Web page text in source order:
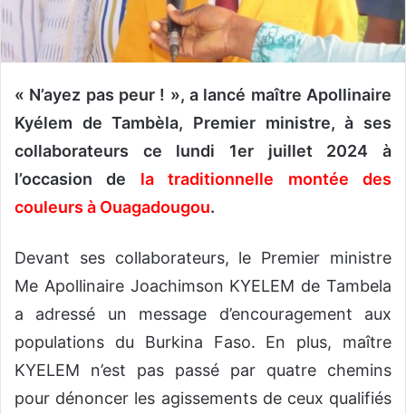
r
e
« N’ayez pas peur ! », a lancé maître Apollinaire
Kyélem de Tambèla, Premier ministre, à ses
collaborateurs ce lundi 1er juillet 2024 à
l’occasion de la traditionnelle montée des
couleurs à Ouagadougou.
Devant ses collaborateurs, le Premier ministre
Me Apollinaire Joachimson KYELEM de Tambela
a adressé un message d’encouragement aux
populations du Burkina Faso. En plus, maître
KYELEM n’est pas passé par quatre chemins
pour dénoncer les agissements de ceux qualifiés